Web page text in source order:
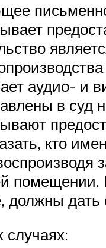
аудио- и
в суд
кто
дать
случаях: